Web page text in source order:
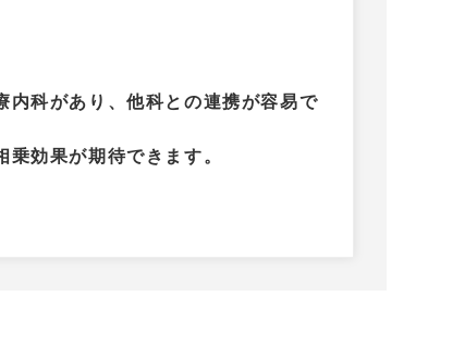
内科があり、他科との連携が容易で
効果が期待できます。